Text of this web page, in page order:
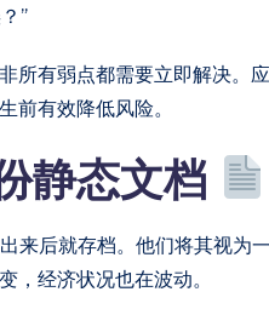
”
所有弱点都需要立即解决。
前有效降低风险。
静态文档
来后就存档。他们将其视为
，经济状况也在波动。